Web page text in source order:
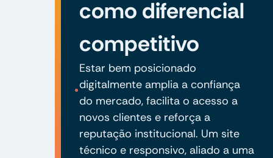
como diferencial
competitivo
Estar bem posicionado
digitalmente amplia a confiança
do mercado, facilita o acesso a
novos clientes e reforça a
reputação institucional. Um site
técnico e responsivo, aliado a uma